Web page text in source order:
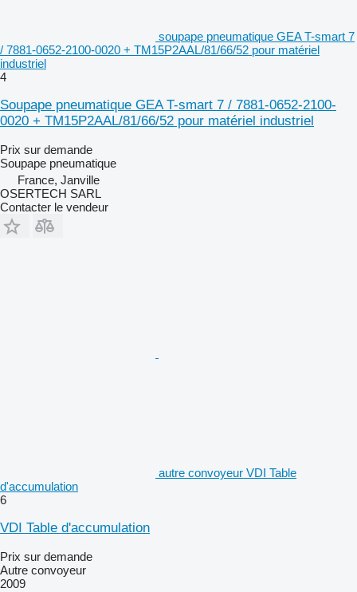
soupape pneumatique GEA T-smart 7
/ 7881-0652-2100-0020 + TM15P2AAL/81/66/52 pour matériel
industriel
4
Soupape pneumatique GEA T-smart 7 / 7881-0652-2100-
0020 + TM15P2AAL/81/66/52 pour matériel industriel
Prix sur demande
Soupape pneumatique
France, Janville
OSERTECH SARL
Contacter le vendeur
autre convoyeur VDI Table
d'accumulation
6
VDI Table d'accumulation
Prix sur demande
Autre convoyeur
2009